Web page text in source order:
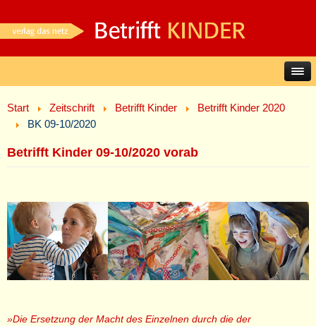
Start Zeitschrift Betrifft Kinder
Betrifft Kinder 2020
BK 09-10/2020
Betrifft Kinder 09-10/2020 vorab
»Die Ersetzung der Macht des Einzelnen durch die der